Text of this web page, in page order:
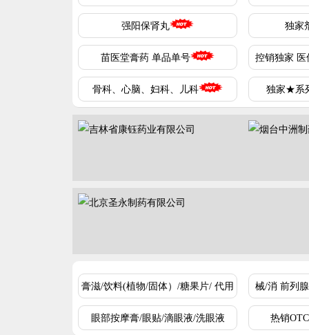
强阳保肾丸 独
苗医堂膏药 单品单号 控销独家
骨科、心脑、妇科、儿科 独家★系
膏滋/饮料(植物/固体）/糖果片/ 代用
茶
械/消 前列
眼部按摩膏/眼贴/滴眼液/洗眼液 热销